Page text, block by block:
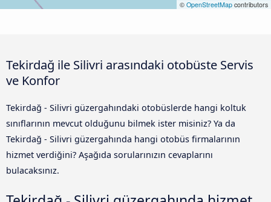
© OpenStreetMap contributors
Tekirdağ ile Silivri arasındaki otobüste Servis
ve Konfor
Tekirdağ - Silivri güzergahındaki otobüslerde hangi koltuk
sınıflarının mevcut olduğunu bilmek ister misiniz? Ya da
Tekirdağ - Silivri güzergahında hangi otobüs firmalarının
hizmet verdiğini? Aşağıda sorularınızın cevaplarını
bulacaksınız.